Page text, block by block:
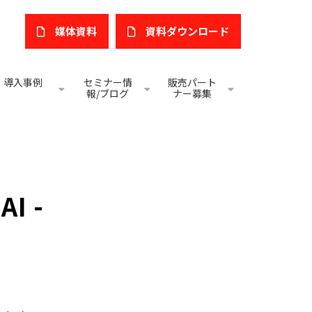
媒体資料 ​資料ダウンロード
導入事例
セミナー情
報/ブログ
販売パート
ナー募集
-